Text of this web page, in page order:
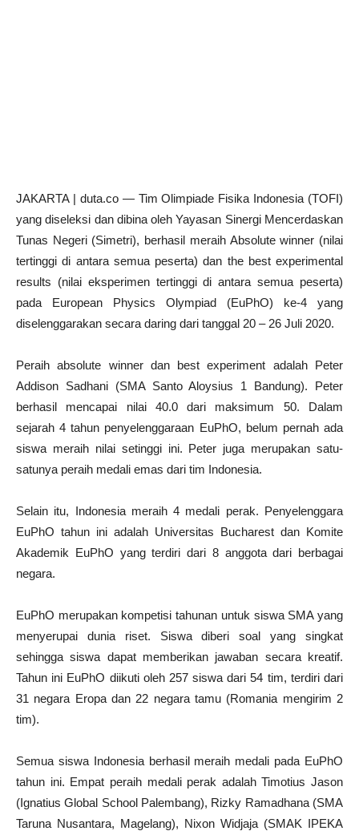
JAKARTA | duta.co — Tim Olimpiade Fisika Indonesia (TOFI)
yang diseleksi dan dibina oleh Yayasan Sinergi Mencerdaskan
Tunas Negeri (Simetri), berhasil meraih Absolute winner (nilai
tertinggi di antara semua peserta) dan the best experimental
results (nilai eksperimen tertinggi di antara semua peserta)
pada European Physics Olympiad (EuPhO) ke-4 yang
diselenggarakan secara daring dari tanggal 20 – 26 Juli 2020.
Peraih absolute winner dan best experiment adalah Peter
Addison Sadhani (SMA Santo Aloysius 1 Bandung). Peter
berhasil mencapai nilai 40.0 dari maksimum 50. Dalam
sejarah 4 tahun penyelenggaraan EuPhO, belum pernah ada
siswa meraih nilai setinggi ini. Peter juga merupakan satu-
satunya peraih medali emas dari tim Indonesia.
Selain itu, Indonesia meraih 4 medali perak. Penyelenggara
EuPhO tahun ini adalah Universitas Bucharest dan Komite
Akademik EuPhO yang terdiri dari 8 anggota dari berbagai
negara.
EuPhO merupakan kompetisi tahunan untuk siswa SMA yang
menyerupai dunia riset. Siswa diberi soal yang singkat
sehingga siswa dapat memberikan jawaban secara kreatif.
Tahun ini EuPhO diikuti oleh 257 siswa dari 54 tim, terdiri dari
31 negara Eropa dan 22 negara tamu (Romania mengirim 2
tim).
Semua siswa Indonesia berhasil meraih medali pada EuPhO
tahun ini. Empat peraih medali perak adalah Timotius Jason
(Ignatius Global School Palembang), Rizky Ramadhana (SMA
Taruna Nusantara, Magelang), Nixon Widjaja (SMAK IPEKA